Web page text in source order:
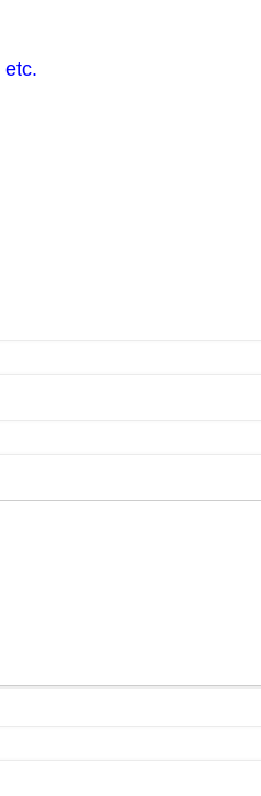
etc.